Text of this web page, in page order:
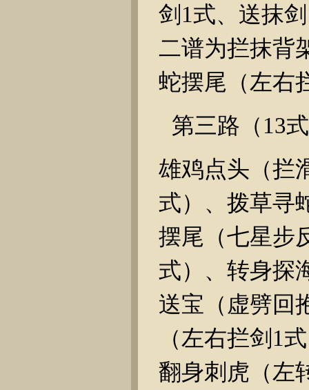
剑 1式、送抹剑
二谱为拦抹背
蛇摆尾（左右
第三路（ 13
雄鸡点头（拦
式）、拨草寻
摆尾（七星步
式）、转身探
送宝（虚劈回
（左右拦剑 1
翻身刺虎（左